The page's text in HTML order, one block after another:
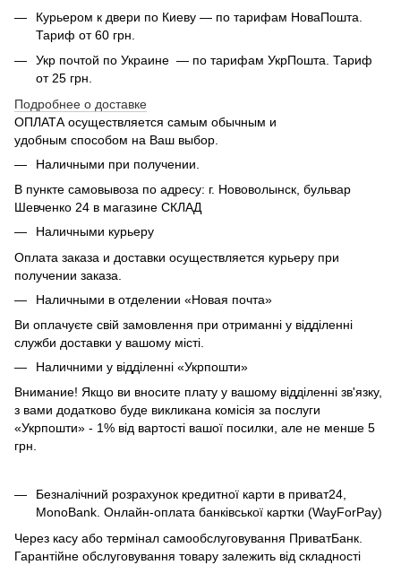
Курьером к двери по Киеву — по тарифам НоваПошта.
Тариф от 60 грн.
Укр почтой по Украине — по тарифам УкрПошта. Тариф
от 25 грн.
Подробнее о доставке
ОПЛАТА осуществляется самым обычным и
удобным способом на Ваш выбор.
Наличными при получении.
В пункте самовывоза по адресу: г. Нововолынск, бульвар
Шевченко 24 в магазине СКЛАД
Наличными курьеру
Оплата заказа и доставки осуществляется курьеру при
получении заказа.
Наличными в отделении «Новая почта»
Ви оплачуєте свій замовлення при отриманні у відділенні
служби доставки у вашому місті.
Наличними у відділенні «Укрпошти»
Внимание! Якщо ви вносите плату у вашому відділенні зв'язку,
з вами додатково буде викликана комісія за послуги
«Укрпошти» - 1% від вартості вашої посилки, але не менше 5
грн.
Безналічний розрахунок кредитної карти в приват24,
MonoBank. Онлайн-оплата банківської картки (WayForPay)
Через касу або термінал самообслуговування ПриватБанк.
Гарантійне обслуговування товару залежить від складності